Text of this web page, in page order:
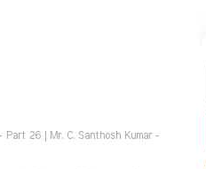
26 | Mr. C. Santhosh Kumar -